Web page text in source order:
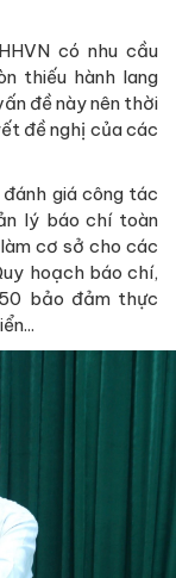
có nhu cầu
thiếu hành lang
đề này nên thời
đề nghị của các
giá công tác
lý báo chí toàn
cơ sở cho các
hoạch báo chí,
bảo đảm thực